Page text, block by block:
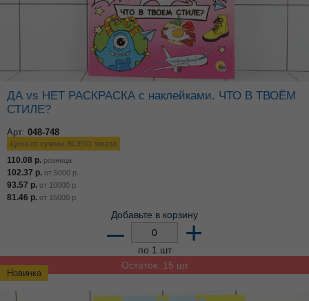
Новинка
ДА vs НЕТ РАСКРАСКА с наклейками. ЧТО В ТВОЁМ
СТИЛЕ?
Арт: 048-748
Цена от суммы ВСЕГО заказа
110.08 р. розница
102.37 р. от 5000 р.
93.57 р. от 10000 р.
81.46 р. от 15000 р.
Добавьте в корзину
– +
по 1 шт
Остаток: 15 шт